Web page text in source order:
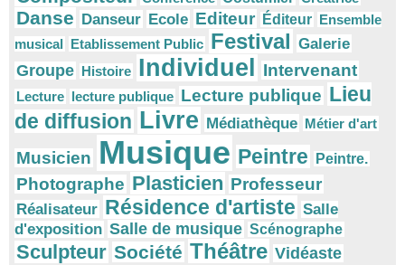
Danse Danseur Ecole Editeur Éditeur Ensemble
musical Etablissement Public Festival Galerie
Groupe Histoire Individuel Intervenant
Lecture lecture publique Lecture publique Lieu
de diffusion Livre Médiathèque Métier d'art
Musicien Musique Peintre Peintre.
Photographe Plasticien Professeur
Réalisateur Résidence d'artiste Salle
d'exposition Salle de musique Scénographe
Sculpteur Société Théâtre Vidéaste